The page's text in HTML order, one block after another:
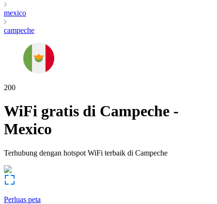
mexico
campeche
200
WiFi gratis di Campeche -
Mexico
Terhubung dengan hotspot WiFi terbaik di Campeche
Perluas peta